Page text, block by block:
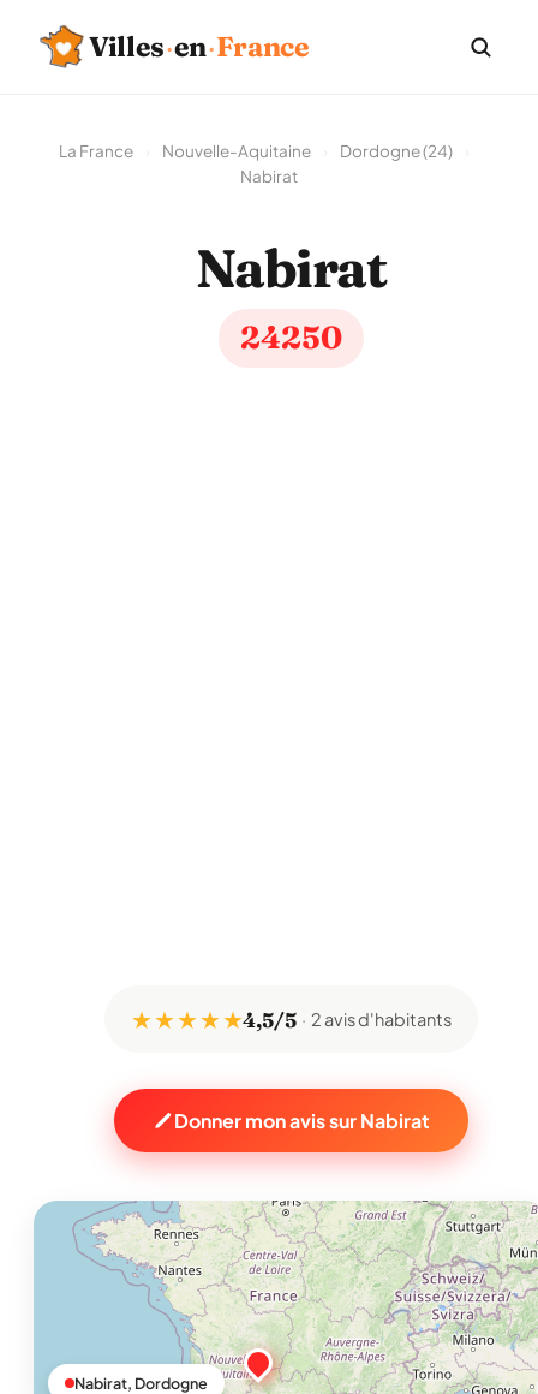
Villes·en·France
La France Nouvelle-Aquitaine Dordogne (24)
Nabirat
Nabirat
24250
★ ★ ★ ★ ★4,5/5 2 avis d'habitants
Donner mon avis sur Nabirat
Nabirat, Dordogne